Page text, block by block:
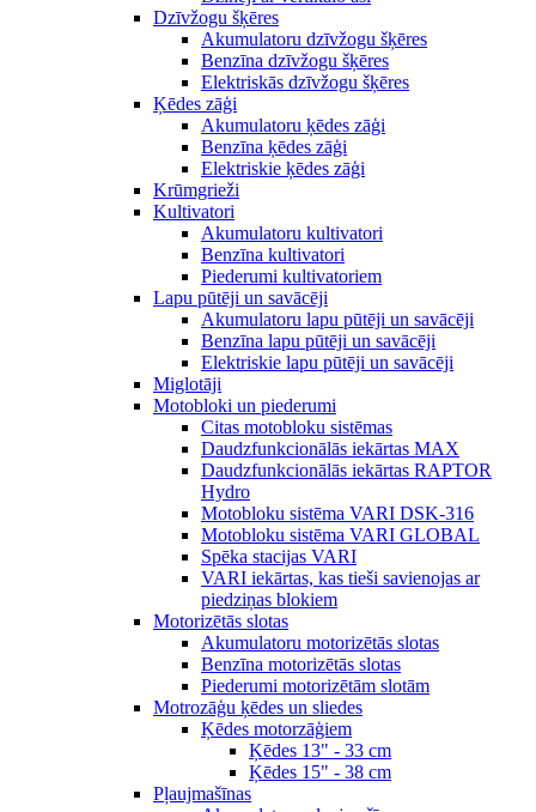
Dzīvžogu šķēres
Akumulatoru dzīvžogu šķēres
Benzīna dzīvžogu šķēres
Elektriskās dzīvžogu šķēres
Ķēdes zāģi
Akumulatoru ķēdes zāģi
Benzīna ķēdes zāģi
Elektriskie ķēdes zāģi
Krūmgrieži
Kultivatori
Akumulatoru kultivatori
Benzīna kultivatori
Piederumi kultivatoriem
Lapu pūtēji un savācēji
Akumulatoru lapu pūtēji un savācēji
Benzīna lapu pūtēji un savācēji
Elektriskie lapu pūtēji un savācēji
Miglotāji
Motobloki un piederumi
Citas motobloku sistēmas
Daudzfunkcionālās iekārtas MAX
Daudzfunkcionālās iekārtas RAPTOR
Hydro
Motobloku sistēma VARI DSK-316
Motobloku sistēma VARI GLOBAL
Spēka stacijas VARI
VARI iekārtas, kas tieši savienojas ar
piedziņas blokiem
Motorizētās slotas
Akumulatoru motorizētās slotas
Benzīna motorizētās slotas
Piederumi motorizētām slotām
Motrozāģu ķēdes un sliedes
Ķēdes motorzāģiem
Ķēdes 13" - 33 cm
Ķēdes 15" - 38 cm
Pļaujmašīnas